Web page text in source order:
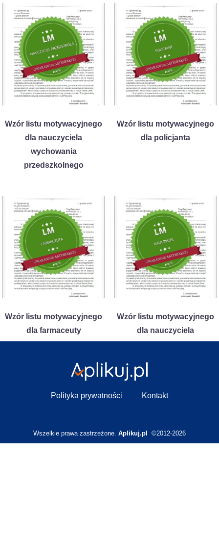
Wzór listu motywacyjnego
dla nauczyciela
wychowania
przedszkolnego
Wzór listu motywacyjnego
dla policjanta
Wzór listu motywacyjnego
dla farmaceuty
Wzór listu motywacyjnego
dla nauczyciela
Polityka prywatności Kontakt
Wszelkie prawa zastrzeżone. Aplikuj.pl ©2012-2026